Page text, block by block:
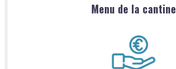
Menu de la cantine